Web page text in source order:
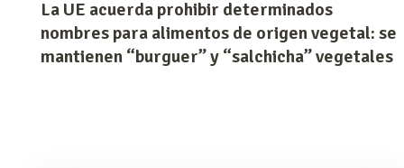
La UE acuerda prohibir determinados
nombres para alimentos de origen vegetal: se
mantienen “burguer” y “salchicha” vegetales